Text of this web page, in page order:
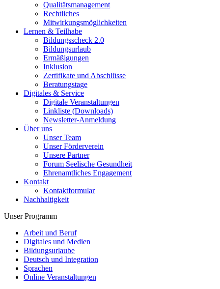
Qualitätsmanagement
Rechtliches
Mitwirkungsmöglichkeiten
Lernen & Teilhabe
Bildungsscheck 2.0
Bildungsurlaub
Ermäßigungen
Inklusion
Zertifikate und Abschlüsse
Beratungstage
Digitales & Service
Digitale Veranstaltungen
Linkliste (Downloads)
Newsletter-Anmeldung
Über uns
Unser Team
Unser Förderverein
Unsere Partner
Forum Seelische Gesundheit
Ehrenamtliches Engagement
Kontakt
Kontaktformular
Nachhaltigkeit
Unser Programm
Arbeit und Beruf
Digitales und Medien
Bildungsurlaube
Deutsch und Integration
Sprachen
Online Veranstaltungen